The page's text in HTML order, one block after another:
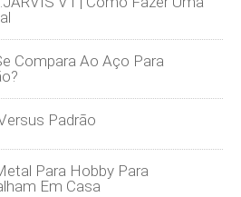
Compara Ao Aço Para
Padrão
Para Hobby Para
Em Casa